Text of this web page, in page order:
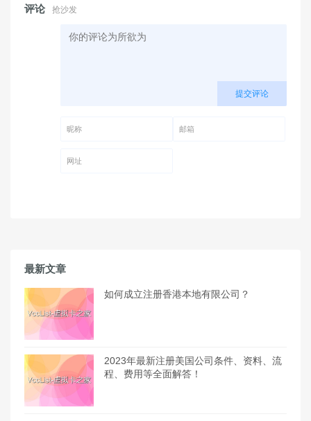
评论 抢沙发
提交评论
最新文章
如何成立注册香港本地有限公司？
2023年最新注册美国公司条件、资料、流
程、费用等全面解答！